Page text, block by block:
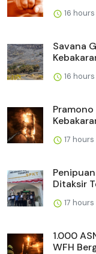
16
Savana
16
Pramono
17
Ditaksir
17
1.000
WFH